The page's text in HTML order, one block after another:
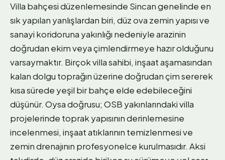
Villa bahçesi düzenlemesinde Sincan genelinde en
sık yapılan yanlışlardan biri, düz ova zemin yapısı ve
sanayi koridoruna yakınlığı nedeniyle arazinin
doğrudan ekim veya çimlendirmeye hazır olduğunu
varsaymaktır. Birçok villa sahibi, inşaat aşamasından
kalan dolgu toprağın üzerine doğrudan çim sererek
kısa sürede yeşil bir bahçe elde edebileceğini
düşünür. Oysa doğrusu; OSB yakınlarındaki villa
projelerinde toprak yapısının derinlemesine
incelenmesi, inşaat atıklarının temizlenmesi ve
zemin drenajının profesyonelce kurulmasıdır. Aksi